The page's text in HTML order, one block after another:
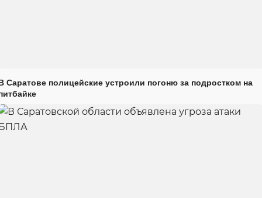
Саратове полицейские устроили погоню за подростком на